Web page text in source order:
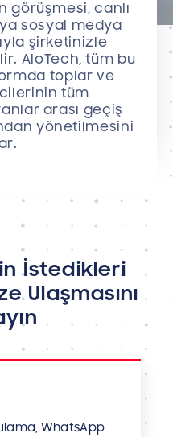
görüşmesi, canlı
sosyal medya
şirketinizle
AloTech, tüm bu
toplar ve
tüm
arası geçiş
yönetilmesini
İstedikleri
Ulaşmasını
WhatsApp